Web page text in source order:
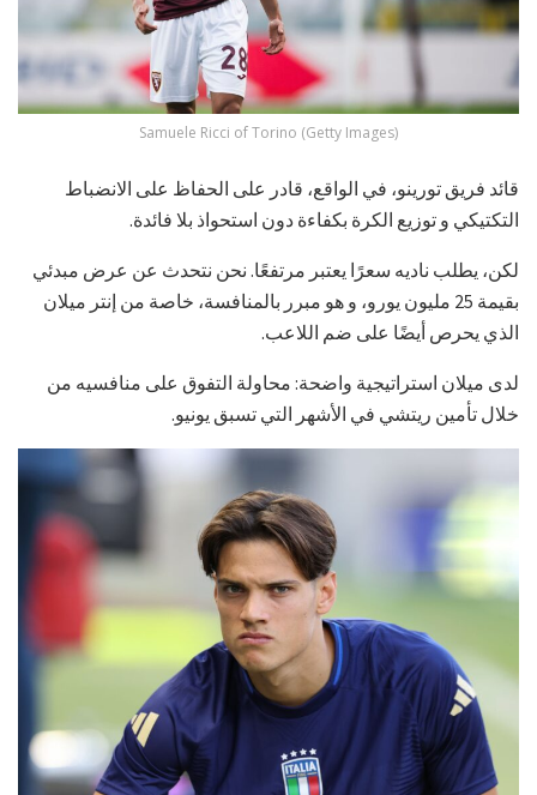
Samuele Ricci of Torino (Getty Images)
قائد فريق تورينو، في الواقع، قادر على الحفاظ على الانضباط
التكتيكي و توزيع الكرة بكفاءة دون استحواذ بلا فائدة.
لكن، يطلب ناديه سعرًا يعتبر مرتفعًا. نحن نتحدث عن عرض مبدئي
بقيمة 25 مليون يورو، و هو مبرر بالمنافسة، خاصة من إنتر ميلان
الذي يحرص أيضًا على ضم اللاعب.
لدى ميلان استراتيجية واضحة: محاولة التفوق على منافسيه من
خلال تأمين ريتشي في الأشهر التي تسبق يونيو.